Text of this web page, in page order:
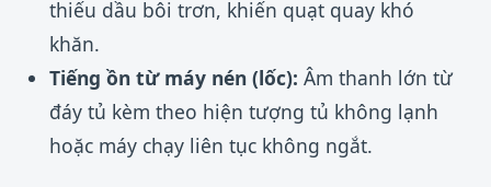
thiếu dầu bôi trơn, khiến quạt quay khó
khăn.
Tiếng ồn từ máy nén (lốc): Âm thanh lớn từ
đáy tủ kèm theo hiện tượng tủ không lạnh
hoặc máy chạy liên tục không ngắt.